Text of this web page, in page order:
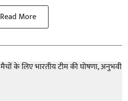
Read More